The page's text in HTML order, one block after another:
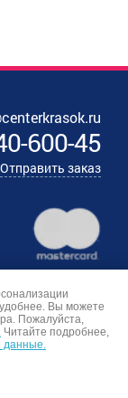
600-45
Отправить заказ
Вы можете
Пожалуйста,
Читайте подробнее,
данные.